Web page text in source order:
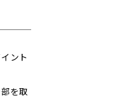
ント
を取